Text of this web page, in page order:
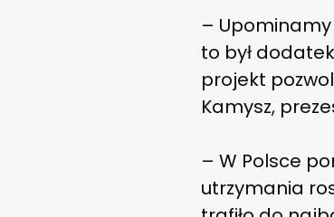
– Upominamy
to był
projekt
Kamysz,
– W Polsce
utrzymania